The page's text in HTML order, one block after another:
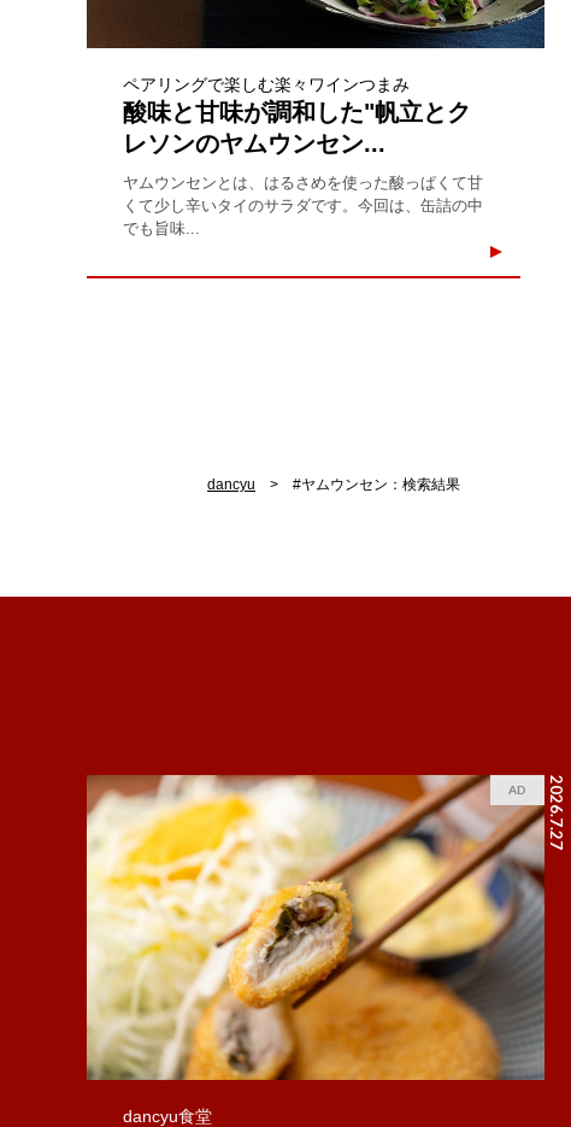
ペアリングで楽しむ楽々ワインつまみ
酸味と甘味が調和した"帆立とク
レソンのヤムウンセン...
ヤムウンセンとは、はるさめを使った酸っぱくて甘
くて少し辛いタイのサラダです。今回は、缶詰の中
でも旨味...
dancyu #ヤムウンセン：検索結果
2026.7.27
AD
dancyu食堂